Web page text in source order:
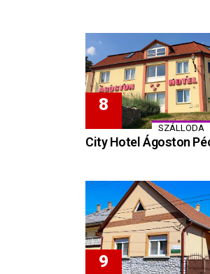
SZÁLLODA
City Hotel Ágoston